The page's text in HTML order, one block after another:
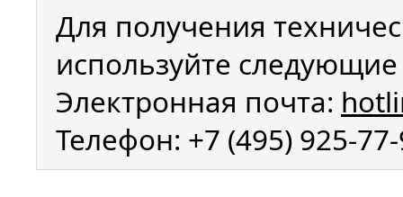
Для получения
используйте
Электронная почта:
Телефон: +7 (495) 925-